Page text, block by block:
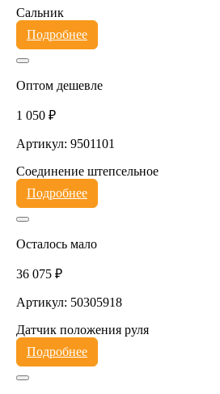
Сальник
Подробнее
Оптом дешевле
1 050 ₽
Артикул: 9501101
Соединение штепсельное
Подробнее
Осталось мало
36 075 ₽
Артикул: 50305918
Датчик положения руля
Подробнее